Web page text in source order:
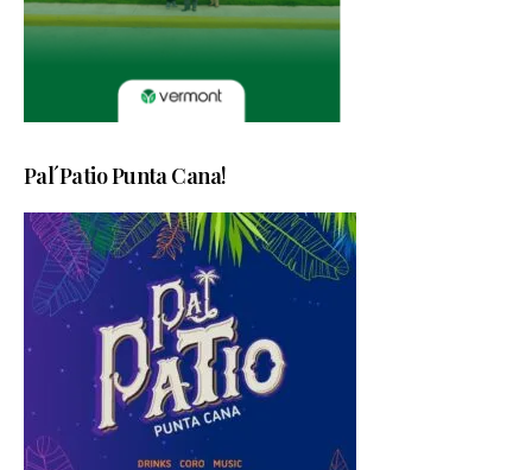
Pal´Patio Punta Cana!